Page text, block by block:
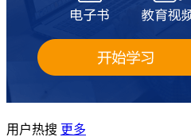
用户热搜 更多